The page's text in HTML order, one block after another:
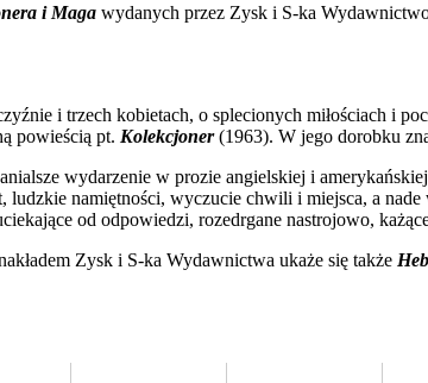
i Maga wydanych przez Zysk i S-ka
i trzech kobietach, o splecionych miłościach i
powieścią pt. Kolekcjoner(1963). W jego dorobku
wydarzenie w prozie angielskiej i
namiętności, wyczucie chwili i miejsca, a
od odpowiedzi, rozedrgane nastrojowo,
Zysk i S-ka Wydawnictwa ukaże się także